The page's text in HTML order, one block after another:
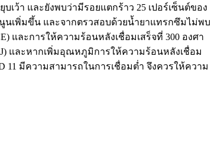
เว้า และยังพบว่ามีรอยแตกร้าว 25 เปอร์เซ็นต์ของ
นูนเพิ่มขึ้น และจากตรวสอบด้วยน้ำยาแทรกซึมไม่พบ
และการให้ความร้อนหลังเชื่อมเสร็จที่ 300 องศา
และหากเพิ่มอุณหภูมิการให้ความร้อนหลังเชื่อม
11 มีความสามารถในการเชื่อมต่ำ จึงควรให้ความ